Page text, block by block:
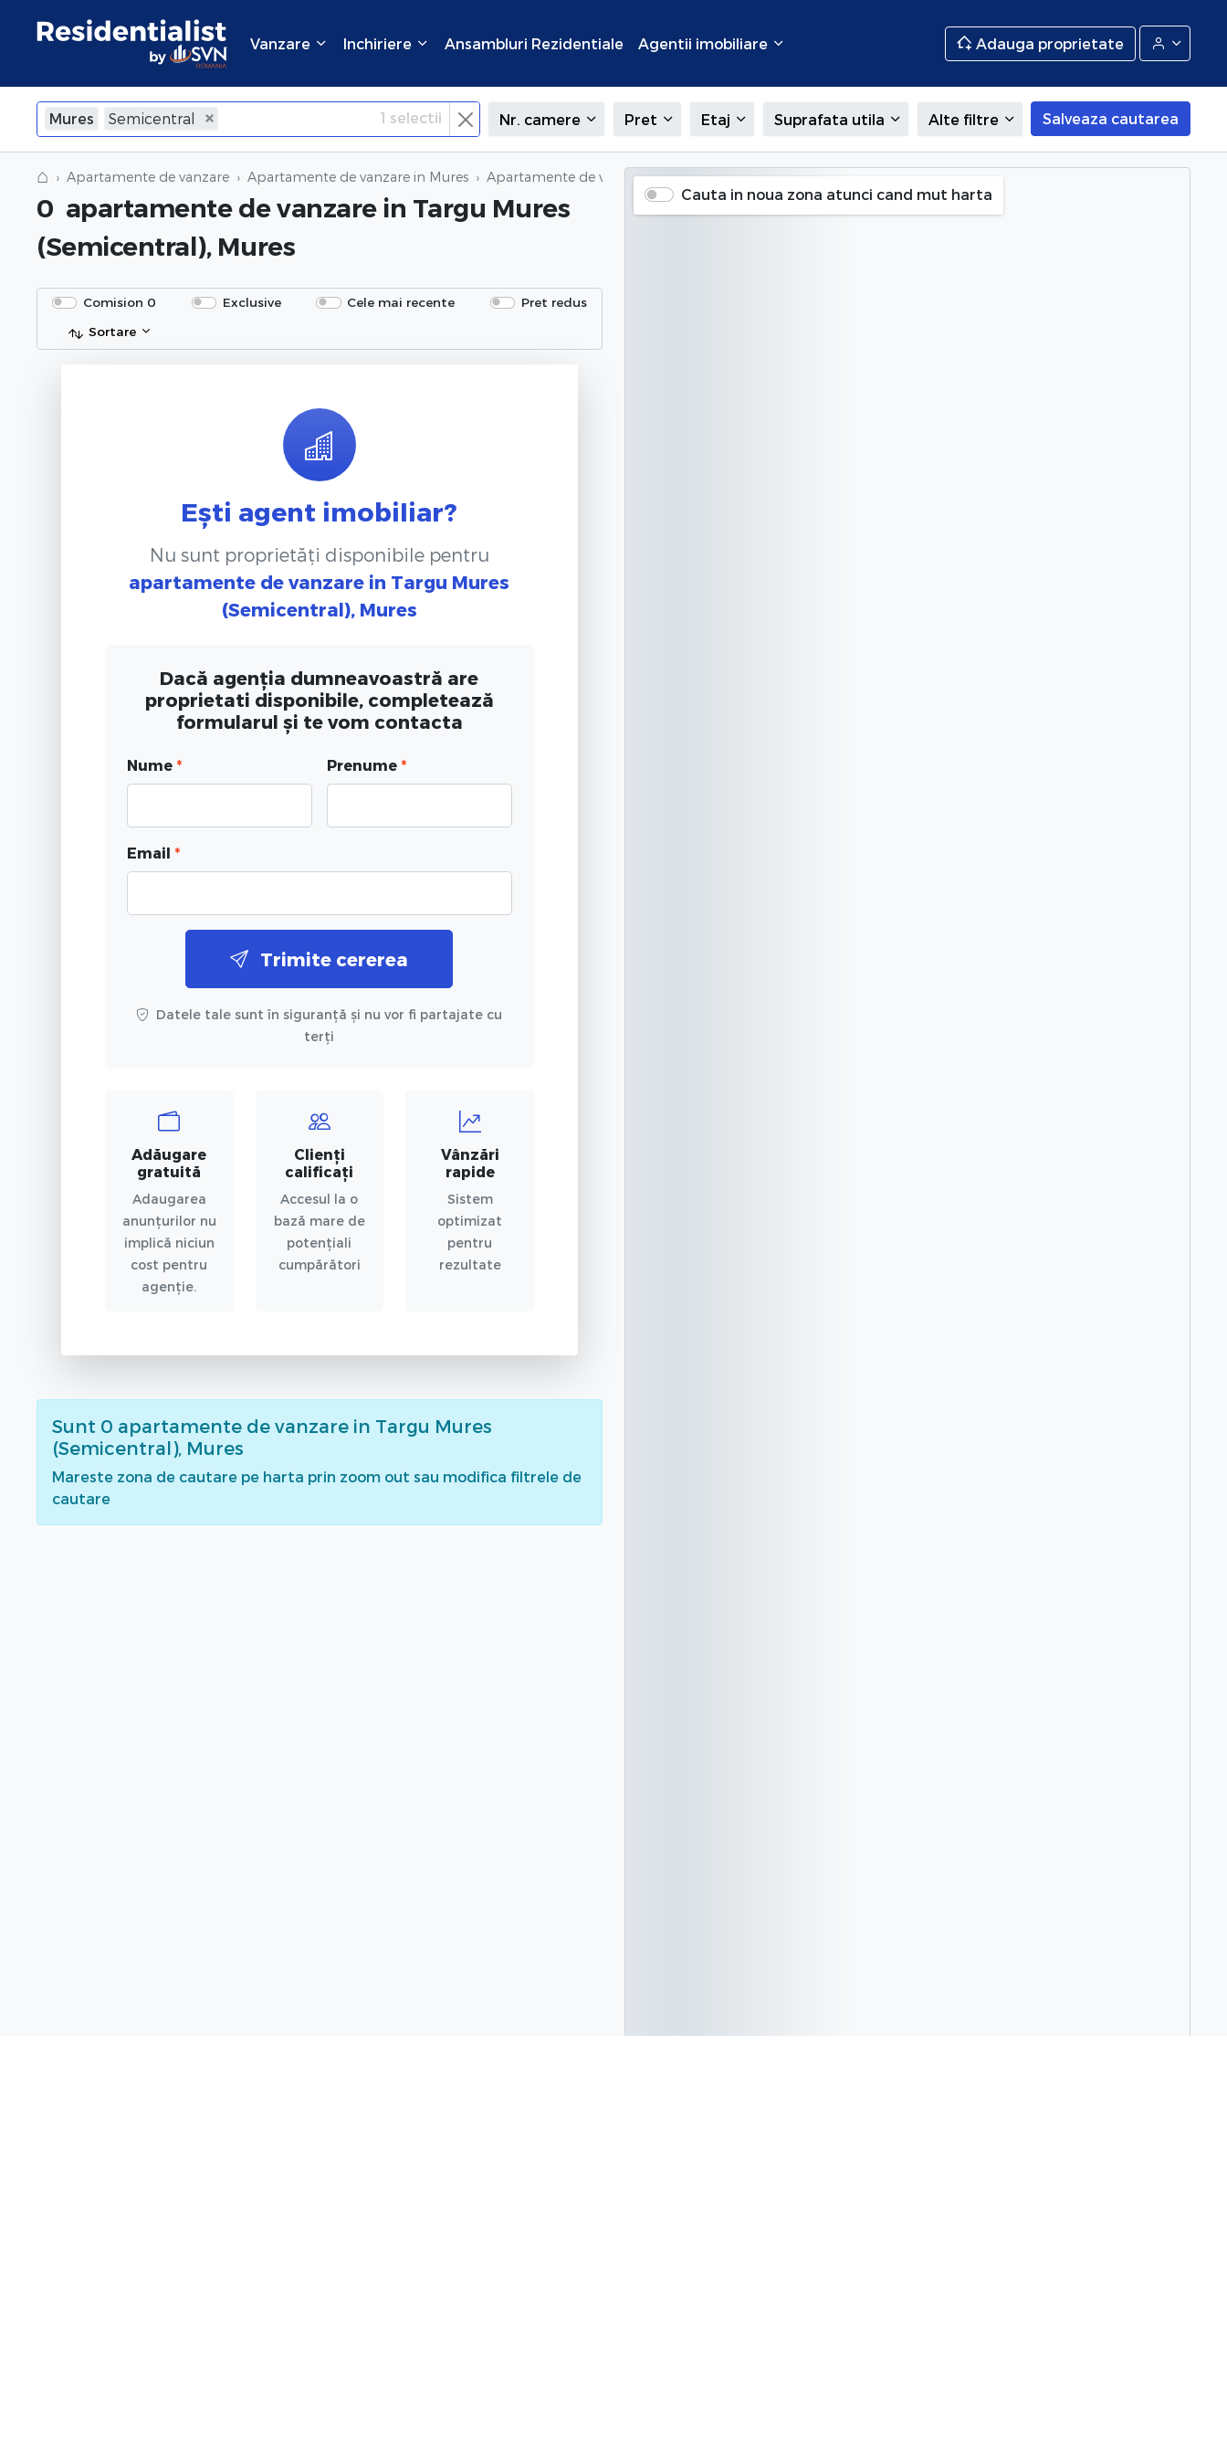
Vanzare Inchiriere Ansambluri Rezidentiale Agentii imobiliare Adauga proprietate
Mures Semicentral
×Inchide
1 selectii Nr. camere Pret Etaj Suprafata utila Alte filtre Salveaza cautarea
⌂ Apartamente de vanzare Apartamente de vanzare in Mures Apartamente de vanzare in Targu Mures (Semicentral), Mures
0 apartamente de vanzare in Targu Mures
(Semicentral), Mures
Comision 0 Exclusive Cele mai recente
Pret redus
Sortare
Ești agent imobiliar?
Nu sunt proprietăți disponibile pentru
apartamente de vanzare in Targu Mures
(Semicentral), Mures
Dacă agenția dumneavoastră are
proprietati disponibile, completează
formularul și te vom contacta
Nume * Prenume *
Email *
Trimite cererea
Datele tale sunt în siguranță și nu vor fi partajate cu
terți
Adăugare
gratuită
Adaugarea
anunțurilor nu
implică niciun
cost pentru
agenție.
Clienți
calificați
Accesul la o
bază mare de
potențiali
cumpărători
Vânzări
rapide
Sistem
optimizat
pentru
rezultate
Sunt 0 apartamente de vanzare in Targu Mures
(Semicentral), Mures
Mareste zona de cautare pe harta prin zoom out sau modifica filtrele de
cautare
Cauta in noua zona atunci cand mut harta